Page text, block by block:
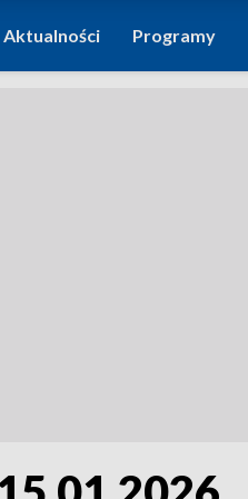
Aktualności Programy